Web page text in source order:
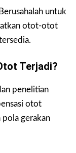
Berusahalah untuk
otot-otot
Terjadi?
penelitian
otot
gerakan